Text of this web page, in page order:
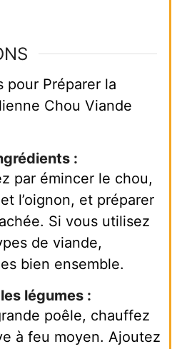
pour Préparer la
Chou Viande
:
par émincer le chou,
l’oignon, et préparer
Si vous utilisez
de viande,
bien ensemble.
légumes :
poêle, chauffez
à feu moyen. Ajoutez